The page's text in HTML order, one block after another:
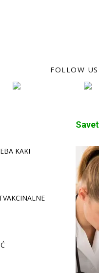
FOLLOW
KAKI